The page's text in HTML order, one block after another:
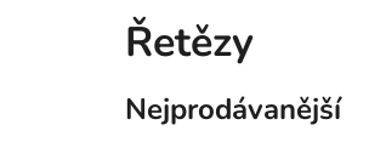
Řetězy
Nejprodávanější